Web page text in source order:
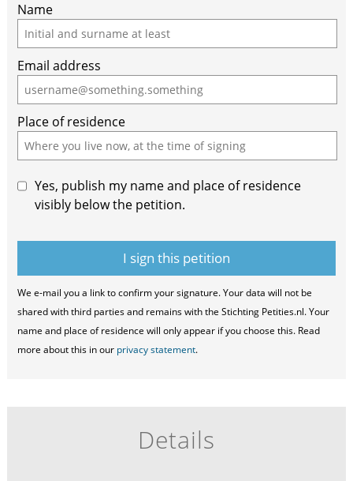
Name
Email address
Place of residence
Yes, publish my name and place of residence
visibly below the petition.
We e-mail you a link to confirm your signature. Your data will not be
shared with third parties and remains with the Stichting Petities.nl. Your
name and place of residence will only appear if you choose this. Read
more about this in our privacy statement.
Details